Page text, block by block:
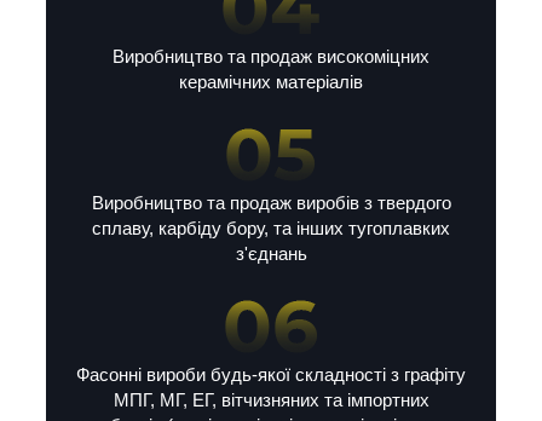
Виробництво та продаж високоміцних
керамічних матеріалів
Виробництво та продаж виробів з твердого
сплаву, карбіду бору, та інших тугоплавких
з'єднань
Фасонні вироби будь-якої складності з графіту
МПГ, МГ, ЕГ, вітчизняних та імпортних